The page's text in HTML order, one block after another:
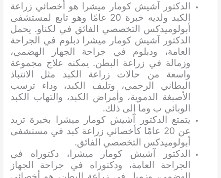
الدكتور آشيش كومار ميشرا هو أخصائي زراعة
الكبد ولديه خبرة 20 عامًا وهو تابع لمستشفى
أبولوميدكس التخصصي الفائق في لكناو. يحمل
الدكتور آشيش كومار ميشرا دبلوم في الجراحة
العامة، ودبلوم في جراحة الجهاز الهضمي،
وزمالة في زراعة البطن. يمكنه علاج مجموعة
واسعة من حالات زراعة الكبد مثل الانتباذ
البطاني الرحمي، وتليف الكبد، وداء ترسب
الأصبغة الدموية، وأمراض الكبد، والتهاب الكبد
الوبائي ب وما إلى ذلك.
يتمتع الدكتور آشيش كومار ميشرا بخبرة تزيد
عن 20 عامًا كأخصائي زراعة كبد في مستشفى
أبولوميدكس التخصصي الفائق.
الدكتور آشيش كومار ميشرا، دكتوراه في
الجراحة العامة، ودكتوراه في جراحة الجهاز